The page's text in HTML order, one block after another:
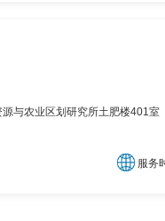
与农业区划研究所土肥楼401室
服务